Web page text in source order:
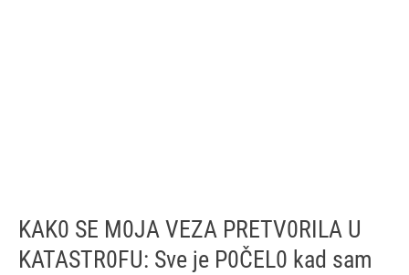
KAK0 SE M0JA VEZA PRETV0RILA U
KATASTR0FU: Sve je P0ČEL0 kad sam